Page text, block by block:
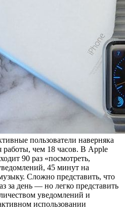
пользователи наверняка
работы, чем 18 часов. В Apple
90 раз «посмотреть,
45 минут на
Сложно представить, что
за день — но легко представить
уведомлений и
использовании